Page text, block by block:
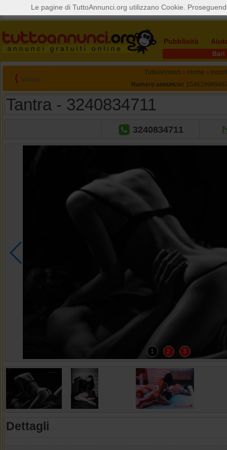
Pubblicità
Bari
⟨ Indietro
TuttoAnnunci » Home »
Numero annuncio:
Tantra - 3240834711
3240834711
1 2 3
Dettagli
Le pagine di TuttoAnnunci.org utilizzano Cookie.